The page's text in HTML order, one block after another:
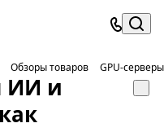
Обзоры товаров GPU-
ИИ и